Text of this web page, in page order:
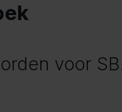
voor